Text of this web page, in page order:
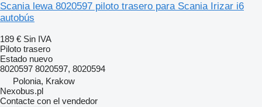
Scania lewa 8020597 piloto trasero para Scania Irizar i6
autobús
189 € Sin IVA
Piloto trasero
Estado nuevo
8020597 8020597, 8020594
Polonia, Krakow
Nexobus.pl
Contacte con el vendedor